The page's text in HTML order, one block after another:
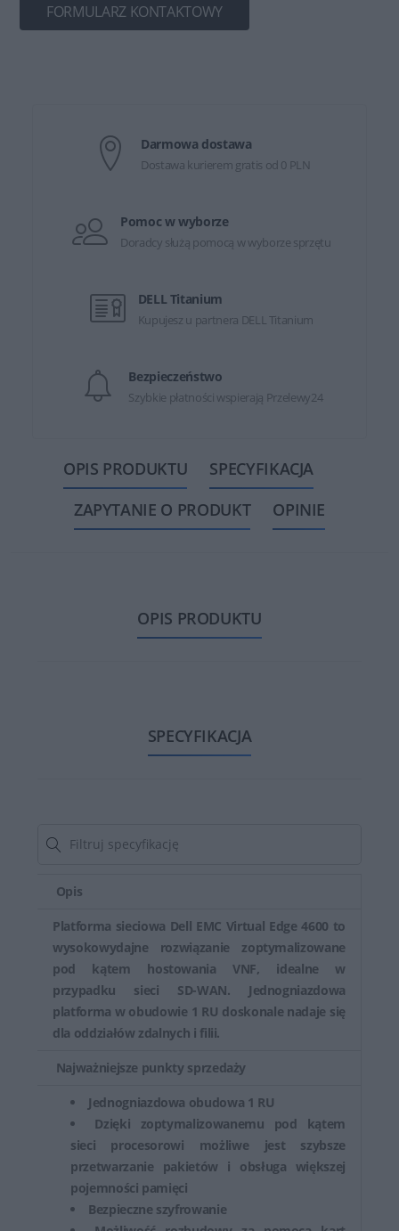
FORMULARZ KONTAKTOWY
Darmowa dostawa
Dostawa kurierem gratis od 0 PLN
Pomoc w wyborze
Doradcy służą pomocą w wyborze sprzętu
DELL Titanium
Kupujesz u partnera DELL Titanium
Bezpieczeństwo
Szybkie płatności wspierają Przelewy24
OPIS PRODUKTU
SPECYFIKACJA
ZAPYTANIE O PRODUKT
OPINIE
OPIS PRODUKTU
SPECYFIKACJA
Opis
Platforma sieciowa Dell EMC Virtual Edge 4600 to
wysokowydajne rozwiązanie zoptymalizowane
pod kątem hostowania VNF, idealne w
przypadku sieci SD-WAN. Jednogniazdowa
platforma w obudowie 1 RU doskonale nadaje się
dla oddziałów zdalnych i filii.
Najważniejsze punkty sprzedaży
Jednogniazdowa obudowa 1 RU
Dzięki zoptymalizowanemu pod kątem
sieci procesorowi możliwe jest szybsze
przetwarzanie pakietów i obsługa większej
pojemności pamięci
Bezpieczne szyfrowanie